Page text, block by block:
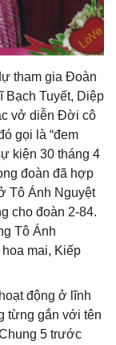
tham gia Đoàn
Bạch Tuyết, Diệp
vở diễn Đời cô
gọi là “đem
kiện 30 tháng 4
đoàn đã hợp
Tô Ánh Nguyệt
cho đoàn 2-84.
Tô Ánh
mai, Kiếp
động ở lĩnh
từng gắn với tên
5 trước